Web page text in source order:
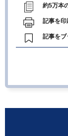
約5万本
記事を印
記事をブ